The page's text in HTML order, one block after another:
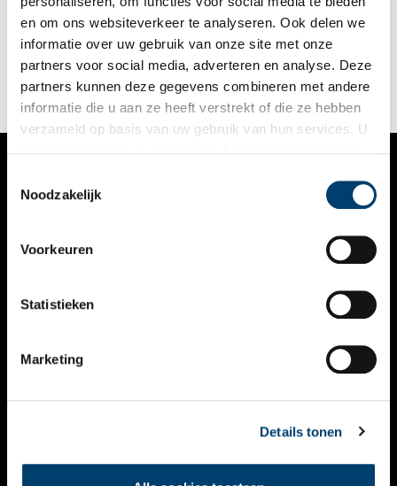
en om ons websiteverkeer te analyseren. Ook delen we
informatie over uw gebruik van onze site met onze
partners voor social media, adverteren en analyse. Deze
partners kunnen deze gegevens combineren met andere
informatie die u aan ze heeft verstrekt of die ze hebben
verzameld op basis van uw gebruik van hun services. U
Noodzakelijk
Voorkeuren
Statistieken
Marketing
Details tonen
invloed op het leven en zijn werk zou gaan hebben.
VERHALEN
KALENDER
THEMA’S
VIDEO’S
CONTACT